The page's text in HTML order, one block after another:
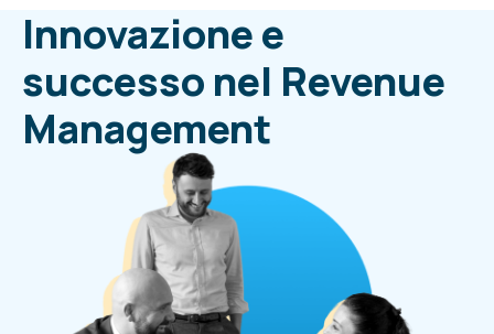
Innovazione e
successo nel Revenue
Management